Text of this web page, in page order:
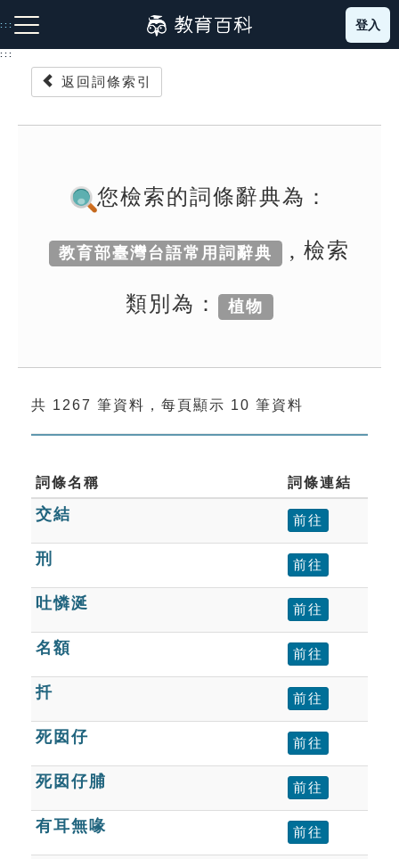
到
主
:::
成語故事
索引選單
單字索引
生命大百科索引
遊戲專區
教學應用
貓頭鷹博士
登入
:::
返回詞條索引
您檢索的詞條辭典為：
教育部臺灣台語常用詞辭典 , 檢索
類別為： 植物
共 1267 筆資料，每頁顯示 10 筆資料
詞條名稱 詞條連結
交結 前往
刑 前往
吐憐涎 前往
名額 前往
扦 前往
死囡仔 前往
死囡仔脯 前往
有耳無喙 前往